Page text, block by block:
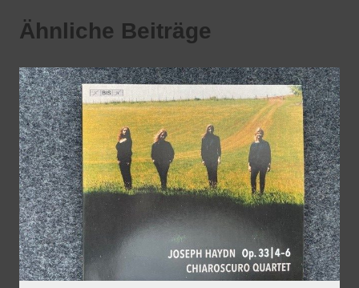
Ähnliche Beiträge